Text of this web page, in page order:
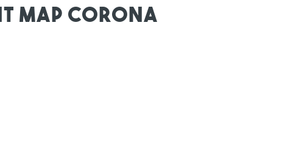
Map Corona